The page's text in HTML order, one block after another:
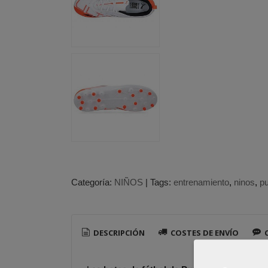
Categoría: NIÑOS | Tags: entrenamiento ninos
DESCRIPCIÓN COSTES DE ENVÍO